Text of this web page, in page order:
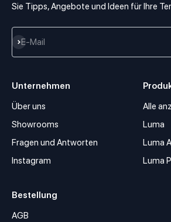
Sie Tipps, Angebote und Ideen für Ihre
E-Mail
Abonnieren
Unternehmen
Über uns
Showrooms
Fragen und Antworten
Instagram
Alle
Luma
Luma
Luma
Bestellung
AGB